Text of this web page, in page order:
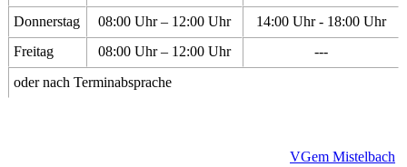
Donnerstag
08:00 Uhr – 12:00 Uhr
14:00 Uhr - 18:00 Uhr
Freitag
08:00 Uhr – 12:00 Uhr
---
oder nach Terminabsprache
VGem Mistelbach